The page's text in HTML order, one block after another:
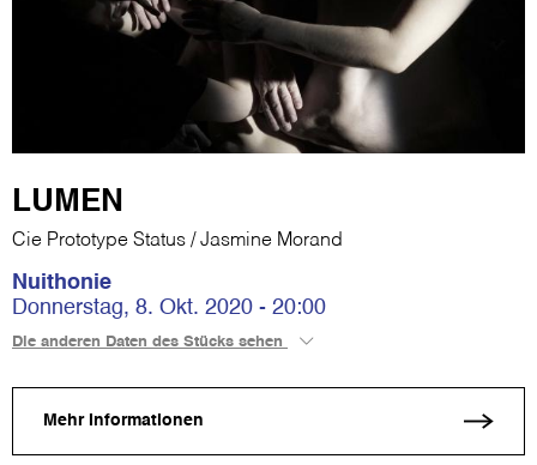
LUMEN
Cie Prototype Status / Jasmine Morand
Nuithonie
Donnerstag, 8. Okt. 2020 - 20:00
Die anderen Daten des Stücks sehen
Mehr Informationen